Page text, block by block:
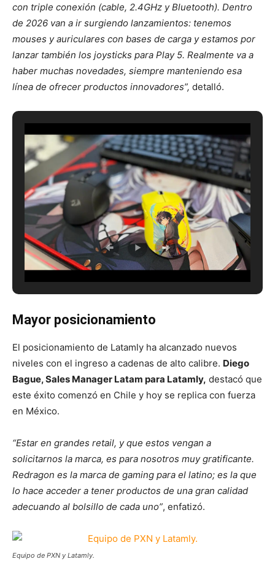
con triple conexión (cable, 2.4GHz y Bluetooth). Dentro
de 2026 van a ir surgiendo lanzamientos: tenemos
mouses y auriculares con bases de carga y estamos por
lanzar también los joysticks para Play 5. Realmente va a
haber muchas novedades, siempre manteniendo esa
línea de ofrecer productos innovadores”, detalló.
Mayor posicionamiento
El posicionamiento de Latamly ha alcanzado nuevos
niveles con el ingreso a cadenas de alto calibre. Diego
Bague, Sales Manager Latam para Latamly, destacó que
este éxito comenzó en Chile y hoy se replica con fuerza
en México.
“Estar en grandes retail, y que estos vengan a
solicitarnos la marca, es para nosotros muy gratificante.
Redragon es la marca de gaming para el latino; es la que
lo hace acceder a tener productos de una gran calidad
adecuando al bolsillo de cada uno”, enfatizó.
Equipo de PXN y Latamly.